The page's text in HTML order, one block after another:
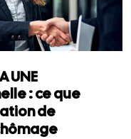
UNE
: ce que
de